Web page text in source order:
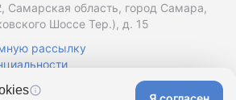
область, город Самара,
Шоссе Тер.), д. 15
рассылку